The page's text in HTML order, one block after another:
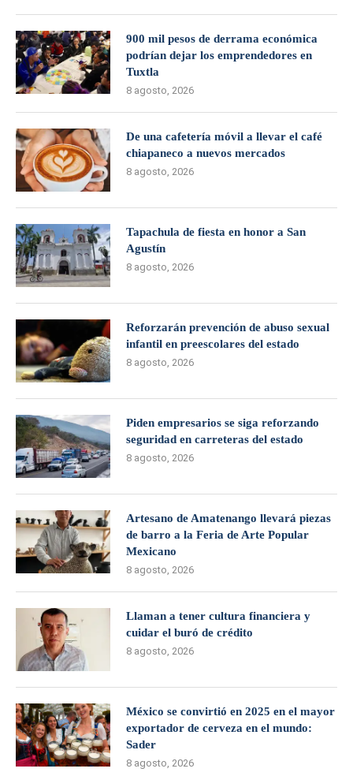
900 mil pesos de derrama económica
podrían dejar los emprendedores en
Tuxtla
8 agosto, 2026
De una cafetería móvil a llevar el café
chiapaneco a nuevos mercados
8 agosto, 2026
Tapachula de fiesta en honor a San
Agustín
8 agosto, 2026
Reforzarán prevención de abuso sexual
infantil en preescolares del estado
8 agosto, 2026
Piden empresarios se siga reforzando
seguridad en carreteras del estado
8 agosto, 2026
Artesano de Amatenango llevará piezas
de barro a la Feria de Arte Popular
Mexicano
8 agosto, 2026
Llaman a tener cultura financiera y
cuidar el buró de crédito
8 agosto, 2026
México se convirtió en 2025 en el mayor
exportador de cerveza en el mundo:
Sader
8 agosto, 2026